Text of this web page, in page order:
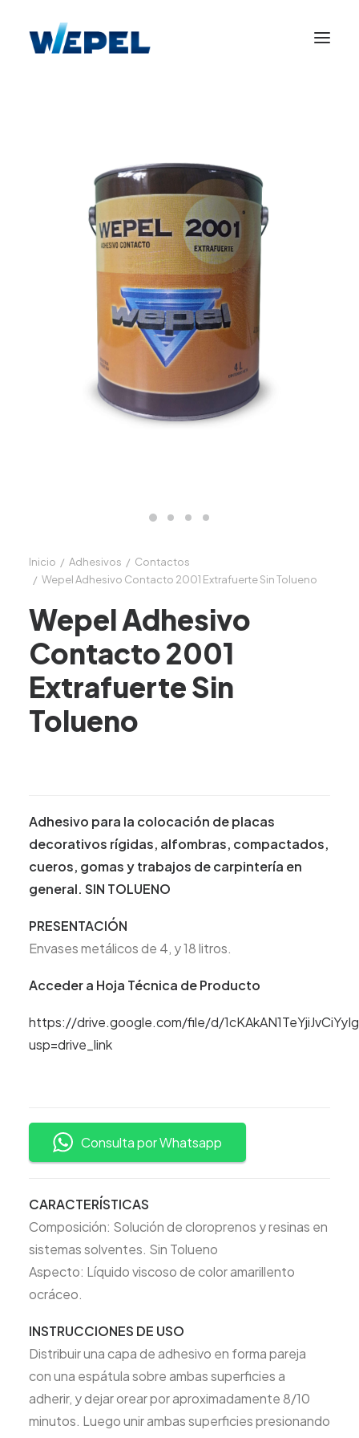
Construcción
Revestimientos
Otros productos
Contacto
Inicio Adhesivos
Contactos
Wepel Adhesivo Contacto 2001 Extrafuerte Sin Tolueno
Wepel Adhesivo
Contacto 2001
Extrafuerte Sin
Tolueno
Adhesivo para la colocación de placas
decorativos rígidas, alfombras, compactados,
cueros, gomas y trabajos de carpintería en
general. SIN TOLUENO
PRESENTACIÓN
Envases metálicos de 4, y 18 litros.
Acceder a Hoja Técnica de Producto
https://drive.google.com/file/d/
usp=drive_link
Consulta por Whatsapp
CARACTERÍSTICAS
Composición: Solución de cloroprenos y resinas en
sistemas solventes. Sin Tolueno
Aspecto: Líquido viscoso de color amarillento
ocráceo.
INSTRUCCIONES DE USO
Distribuir una capa de adhesivo en forma pareja
con una espátula sobre ambas superficies a
adherir, y dejar orear por aproximadamente 8/10
minutos. Luego unir ambas superficies presionando